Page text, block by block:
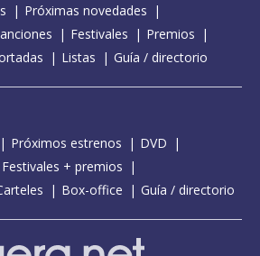
Próximas novedades
Festivales
Premios
Listas Guía / directorio
Próximos estrenos
DVD
Festivales + premios
Box-office Guía / directorio